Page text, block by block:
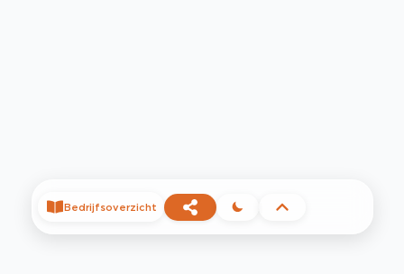
Bedrijfsoverzicht